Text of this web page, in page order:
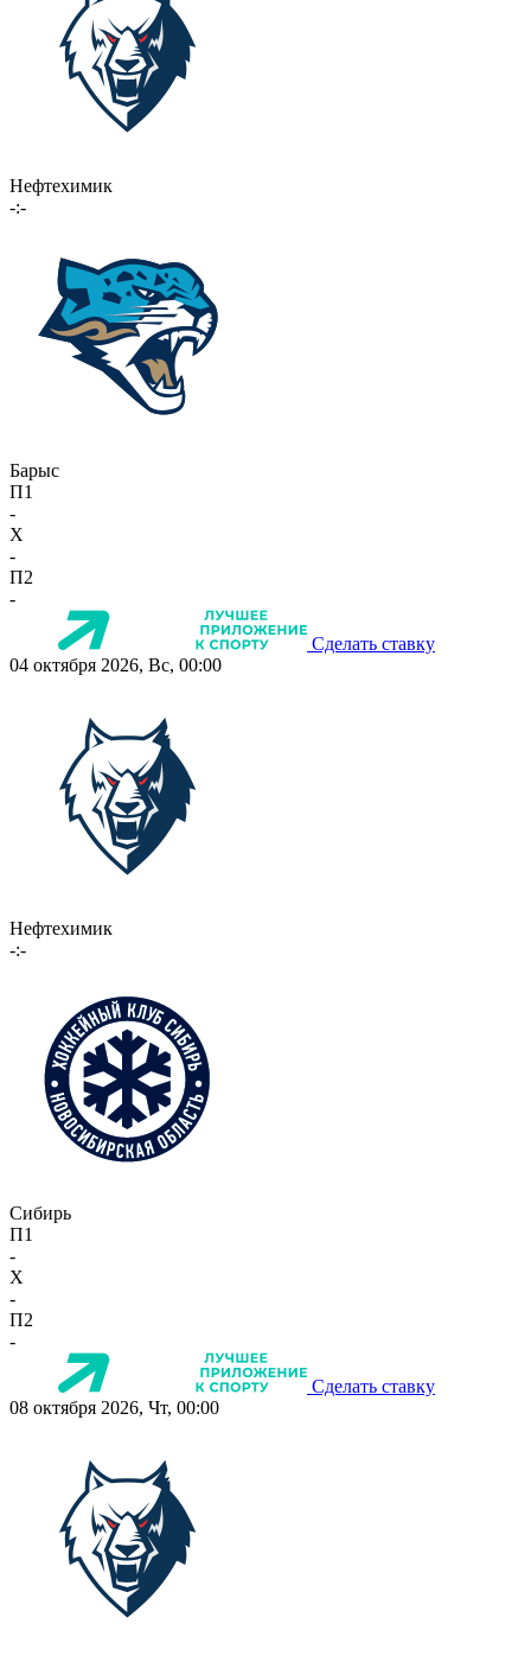
Нефтехимик
-:-
Барыс
П1
-
X
-
П2
-
Сделать ставку
04 октября 2026, Вс, 00:00
Нефтехимик
-:-
Сибирь
П1
-
X
-
П2
-
Сделать ставку
08 октября 2026, Чт, 00:00